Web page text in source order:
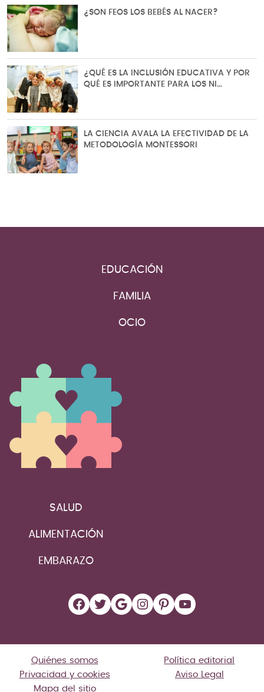
¿SON FEOS LOS BEBÉS AL NACER?
¿QUÉ ES LA INCLUSIÓN EDUCATIVA Y POR
QUÉ ES IMPORTANTE PARA LOS NI…
LA CIENCIA AVALA LA EFECTIVIDAD DE LA
METODOLOGÍA MONTESSORI
EDUCACIÓN
FAMILIA
OCIO
SALUD
ALIMENTACIÓN
EMBARAZO
Facebook
Twitter
Google
Instagram
Pinterest
YouTube
Quiénes somos
Política editorial
Privacidad y cookies
Aviso Legal
Mapa del sitio